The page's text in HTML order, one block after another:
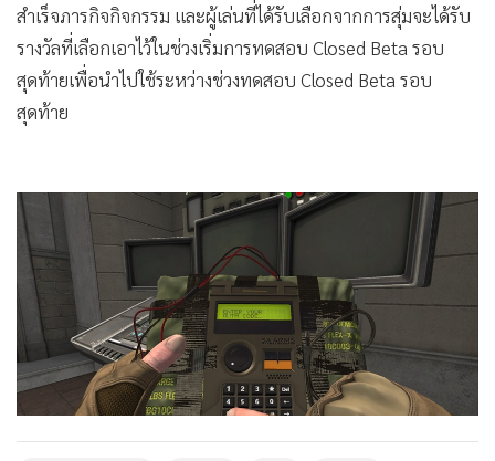
สำเร็จภารกิจกิจกรรม และผู้เล่นที่ได้รับเลือกจากการสุ่มจะได้รับ
รางวัลที่เลือกเอาไว้ในช่วงเริ่มการทดสอบ Closed Beta รอบ
สุดท้ายเพื่อนำไปใช้ระหว่างช่วงทดสอบ Closed Beta รอบ
สุดท้าย